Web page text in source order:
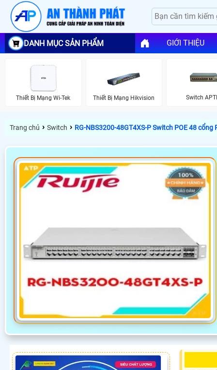
DANH MỤC SẢN PHẨM GIỚI THIỆU
Thiết Bị Mạng Wi-Tek Thiết Bị Mạng Hikvision Switch
Trang chủ › Switch › RG-NBS3200-48GT4XS-P Switch POE 48 cổng